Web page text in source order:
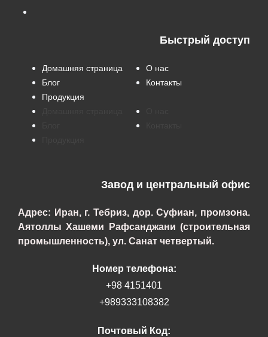
Быстрый доступ
Домашняя страница
О нас
Блог
Контакты
Продукция
Завод и центральный офис
Адрес: Иран, г. Тебриз, дор. Суфиан, промзона.
Аятоллы Хашеми Рафсанджани (строительная
промышленность), ул. Санат четвертый.
Номер телефона:
+98 4151401
+989333108382
Почтовый Код: